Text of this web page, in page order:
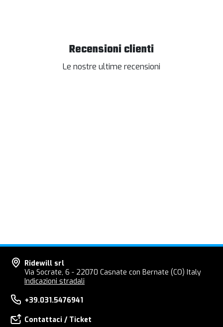
Recensioni clienti
Le nostre ultime recensioni
Ridewill srl
Via Socrate, 6 - 22070 Casnate con Bernate (CO) Italy
Indicazioni stradali
+39.031.5476941
Contattaci / Ticket